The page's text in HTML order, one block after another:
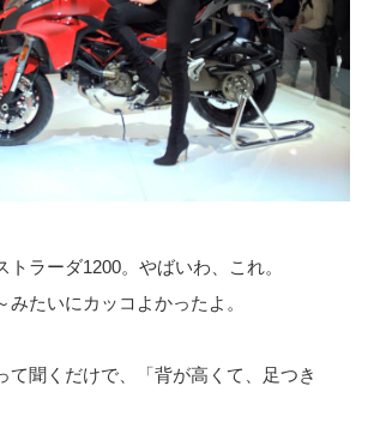
トラーダ1200。やばいわ、これ。
たいにカッコよかったよ。
て聞くだけで、「背が高くて、足つき